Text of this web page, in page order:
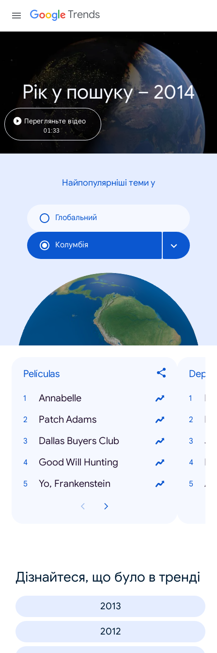
Trends
Рік у пошуку – 2014
Перегляньте відео
01:33
Найпопулярніші теми у
Глобальний
Колумбія
Películas
Annabelle
Patch Adams
Dallas Buyers Club
Good Will Hunting
Yo, Frankenstein
Дізнайтеся, що було в тренді
2013
2012